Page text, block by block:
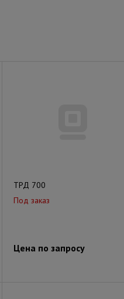
ТРД 700
Под заказ
Цена по запросу